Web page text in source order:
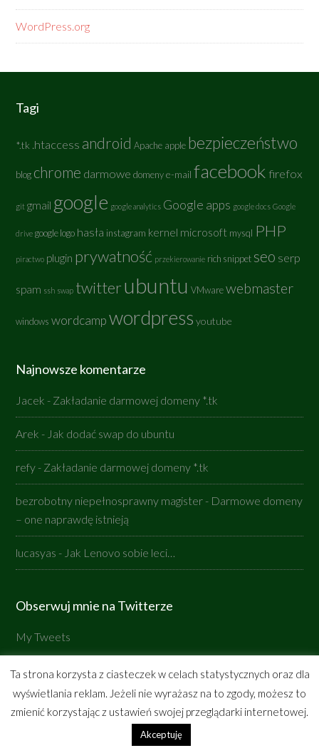
WordPress.org
Tagi
*.tk .htaccess android Apache apple bezpieczeństwo
blog chrome darmowe domeny e-mail facebook firefox
git gmail google google analytics Google apps google docs Google
drive google logo hasła instagram kernel microsoft mysql PHP
piractwo plugin prywatność przekierowanie rich snippet seo serp
spam ssh swap twitterubuntu VMware webmaster
windows wordcamp wordpress youtube
Najnowsze komentarze
Jacek - Zakładanie darmowej domeny *.tk
Arek - Jak dodać swap do ubuntu
refy - Zakładanie darmowej domeny *.tk
bezrobotny niepełnosprawny magister - Darmowe domeny
– one naprawdę istnieją
lucasyas - Jak Lenovo sobie leci…
Obserwuj mnie na Twitterze
My Tweets
Copyright © 2026 ·ljasinskipl-genesisonGenesis
Framework·WordPress·Zaloguj się
Ta strona korzysta z ciasteczek w celach statystycznych oraz dla
wyświetlania reklam. Jeżeli nie wyrażasz na to zgody, możesz to
zmienić korzystając z ustawień swojej przeglądarki internetowej.
Akceptuję